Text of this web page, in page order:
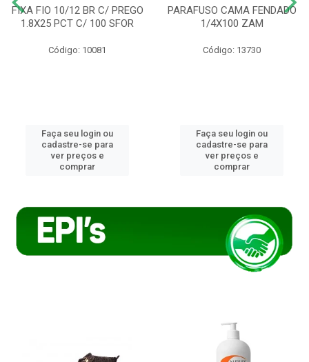
FIXA FIO 10/12 BR C/ PREGO
1.8X25 PCT C/ 100 SFOR
Código: 10081
Faça seu login ou
cadastre-se para
ver preços e
comprar
PARAFUSO CAMA FENDADO
1/4X100 ZAM
Código: 13730
Faça seu login ou
cadastre-se para
ver preços e
comprar